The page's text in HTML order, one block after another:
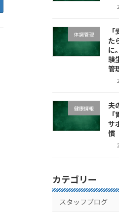
体調管理
た
に
験
管
健康情報
夫
サ
慣
カテゴリー
スタッフブログ